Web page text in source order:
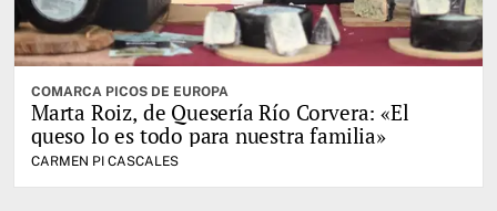
COMARCA PICOS DE EUROPA
Marta Roiz, de Quesería Río Corvera: «El
queso lo es todo para nuestra familia»
CARMEN PI CASCALES